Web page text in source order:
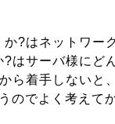
?はネットワー
はサーバ様にど
ら着手しないと
のでよく考えて